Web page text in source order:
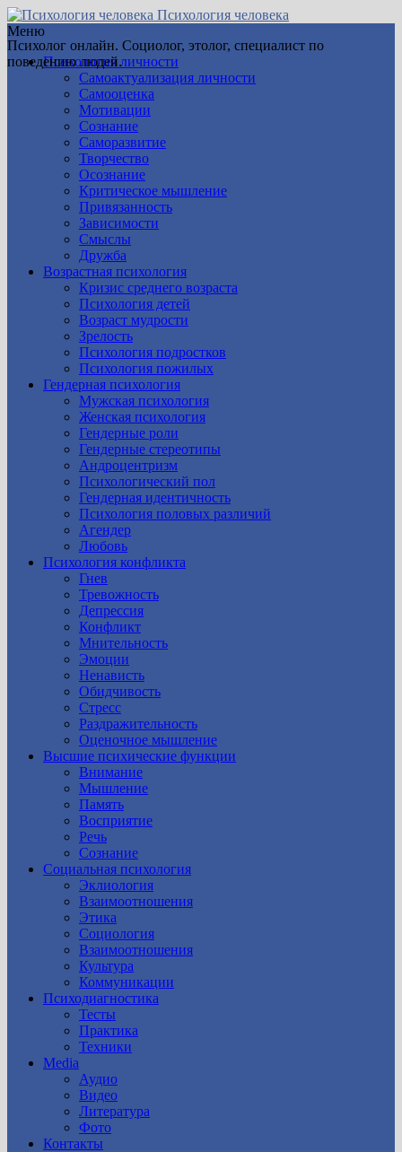
Психология человека
Психолог онлайн. Социолог, этолог, специалист по
поведению людей.
Меню
Психология личности
Самоактуализация личности
Самооценка
Мотивации
Сознание
Саморазвитие
Творчество
Осознание
Критическое мышление
Привязанность
Зависимости
Смыслы
Дружба
Возрастная психология
Кризис среднего возраста
Психология детей
Возраст мудрости
Зрелость
Психология подростков
Психология пожилых
Гендерная психология
Мужская психология
Женская психология
Гендерные роли
Гендерные стереотипы
Андроцентризм
Психологический пол
Гендерная идентичность
Психология половых различий
Агендер
Любовь
Психология конфликта
Гнев
Тревожность
Депрессия
Конфликт
Мнительность
Эмоции
Ненависть
Обидчивость
Стресс
Раздражительность
Оценочное мышление
Высшие психические функции
Внимание
Мышление
Память
Восприятие
Речь
Сознание
Социальная психология
Эклиология
Взаимоотношения
Этика
Социология
Взаимоотношения
Культура
Коммуникации
Психодиагностика
Тесты
Практика
Техники
Media
Аудио
Видео
Литература
Фото
Контакты